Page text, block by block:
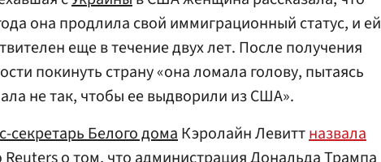
она продлила свой иммиграционный статус, и ей
еще в течение двух лет. После получения
покинуть страну «она ломала голову, пытаясь
не так, чтобы ее выдворили из США».
секретарь Белого домаКэролайн Левиттназвала